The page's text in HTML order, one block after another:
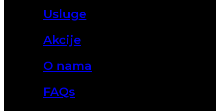
Usluge
Akcije
O nama
FAQs